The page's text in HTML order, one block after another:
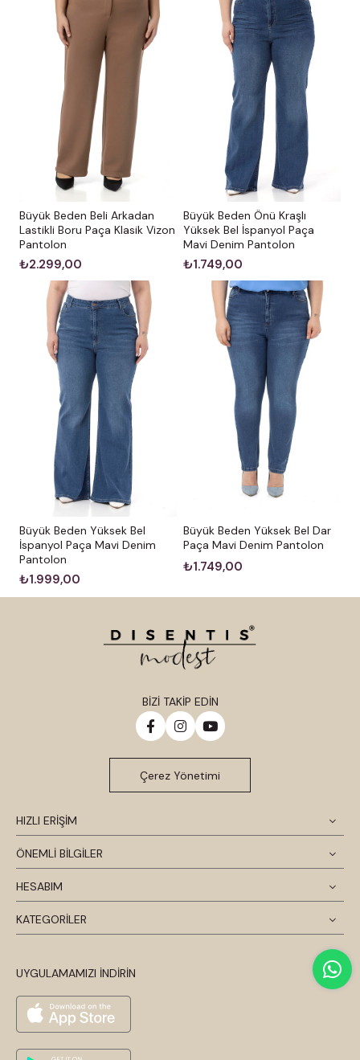
Büyük Beden Beli Arkadan
Lastikli Boru Paça Klasik Vizon
Pantolon
₺2.299,00
Büyük Beden Önü Kraşlı
Yüksek Bel İspanyol Paça
Mavi Denim Pantolon
₺1.749,00
Büyük Beden Yüksek Bel
İspanyol Paça Mavi Denim
Pantolon
₺1.999,00
Büyük Beden Yüksek Bel Dar
Paça Mavi Denim Pantolon
₺1.749,00
HIZLI ERİŞİM
ÖNEMLİ BİLGİLER
HESABIM
KATEGORİLER
UYGULAMAMIZI İNDİRİN
BİZİ TAKİP EDİN
Çerez Yönetimi